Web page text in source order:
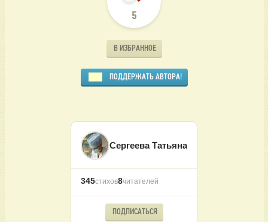
5
В ИЗБРАННОЕ
ПОДДЕРЖАТЬ АВТОРА!
Сергеева Татьяна
345стихов8читателей
ПОДПИСАТЬСЯ